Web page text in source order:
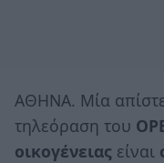
ΑΘΗΝΑ. Μία
τηλεόραση του
οικογένειας είναι